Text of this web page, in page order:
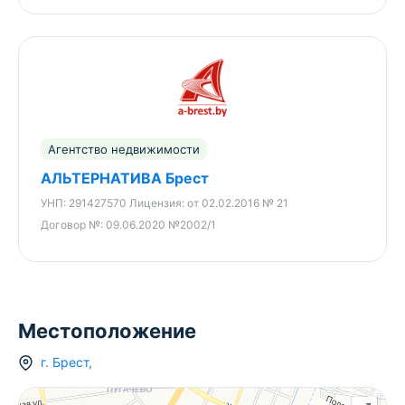
Агентство недвижимости
АЛЬТЕРНАТИВА Брест
УНП: 291427570 Лицензия: от 02.02.2016 № 21
Договор №: 09.06.2020 №2002/1
Местоположение
г. Брест,